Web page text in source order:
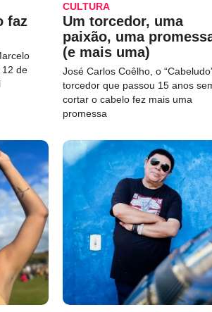
faz
12 de
CULTURA
Um torcedor, uma
paixão, uma
(e mais uma)
José Carlos Coêlho, o
torcedor que passou 15 anos
cortar o cabelo fez mais uma
promessa